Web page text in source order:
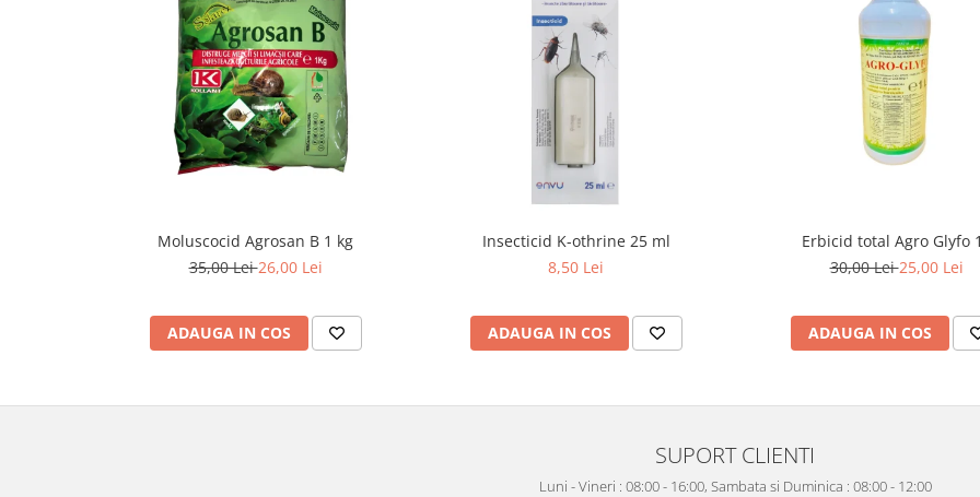
Moluscocid Agrosan B 1 kg
35,00 Lei26,00 Lei
ADAUGA IN COS
Insecticid K-othrine 25 ml
8,50 Lei
ADAUGA IN COS
Erbicid total Agro Glyfo
30,00 Lei25,00 Lei
ADAUGA IN COS
SUPORT CLIENTI
Luni - Vineri : 08:00 - 16:00, Sambata si Duminica : 08:00 - 12:00